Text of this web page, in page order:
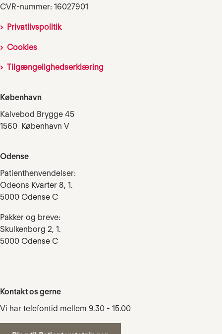
CVR-nummer: 16027901
Privatlivspolitik
Cookies
Tilgængelighedserklæring
København
Kalvebod Brygge 45
1560 København V
Odense
Patienthenvendelser:
Odeons Kvarter 8, 1.
5000 Odense C
Pakker og breve:
Skulkenborg 2, 1.
5000 Odense C
Kontakt os gerne
Vi har telefontid mellem 9.30 - 15.00